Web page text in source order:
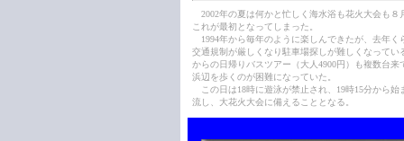
2002年の夏は何かと忙しく海水浴も花火大会も８
これが最初となってしまった。
1994年から毎年のように楽しんできたが、去年く
交通規制が厳しくなり駐車場探しが難しくなってい
からの日帰りバスツアー（大人4900円）も複数台来
浜辺を歩くのが困難になっていた。
この日は18時に遊泳が禁止され、19時15分から始
流し、大花火大会に備えることとなる。